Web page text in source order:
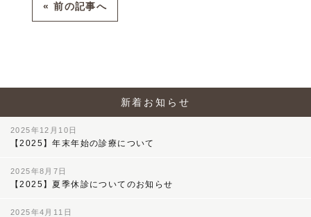
« 前の記事へ
新着お知らせ
2025年12月10日
【2025】年末年始の診療について
2025年8月7日
【2025】夏季休診についてのお知らせ
2025年4月11日